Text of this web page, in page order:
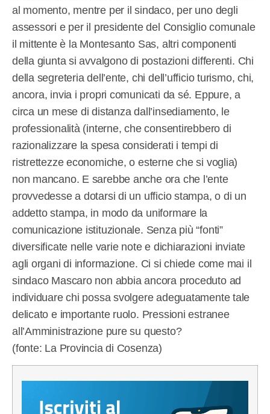
al momento, mentre per il sindaco, per uno degli
assessori e per il presidente del Consiglio comunale
il mittente è la Montesanto Sas, altri componenti
della giunta si avvalgono di postazioni differenti. Chi
della segreteria dell’ente, chi dell’ufficio turismo, chi,
ancora, invia i propri comunicati da sé. Eppure, a
circa un mese di distanza dall’insediamento, le
professionalità (interne, che consentirebbero di
razionalizzare la spesa considerati i tempi di
ristrettezze economiche, o esterne che si voglia)
non mancano. E sarebbe anche ora che l’ente
provvedesse a dotarsi di un ufficio stampa, o di un
addetto stampa, in modo da uniformare la
comunicazione istituzionale. Senza più “fonti”
diversificate nelle varie note e dichiarazioni inviate
agli organi di informazione. Ci si chiede come mai il
sindaco Mascaro non abbia ancora proceduto ad
individuare chi possa svolgere adeguatamente tale
delicato e importante ruolo. Pressioni estranee
all’Amministrazione pure su questo?
(fonte: La Provincia di Cosenza)